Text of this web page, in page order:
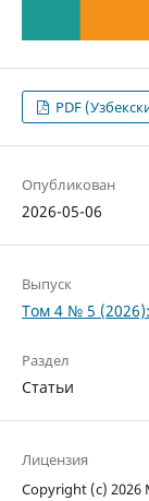
PDF
Опубликован
2026-05-06
Выпуск
Том 4 № 5
Раздел
Статьи
Лицензия
Copyright (c) 2026